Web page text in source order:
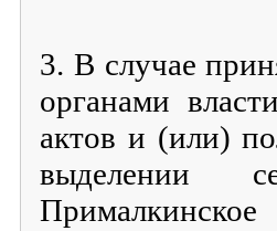
3. В случае
органами
актов и (или)
выделении